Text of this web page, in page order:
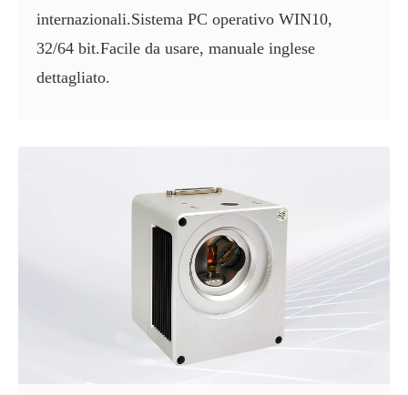
internazionali.Sistema PC operativo WIN10,
32/64 bit.Facile da usare, manuale inglese
dettagliato.